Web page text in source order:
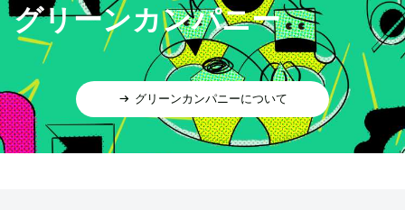
グリーンカンパニー
グリーンカンパニーについて